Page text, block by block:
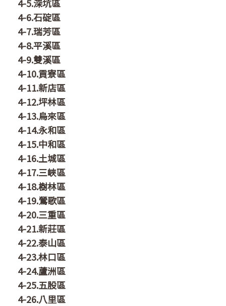
4-5.深坑區
4-6.石碇區
4-7.瑞芳區
4-8.平溪區
4-9.雙溪區
4-10.貢寮區
4-11.新店區
4-12.坪林區
4-13.烏來區
4-14.永和區
4-15.中和區
4-16.土城區
4-17.三峽區
4-18.樹林區
4-19.鶯歌區
4-20.三重區
4-21.新莊區
4-22.泰山區
4-23.林口區
4-24.蘆洲區
4-25.五股區
4-26.八里區